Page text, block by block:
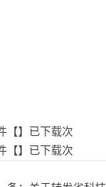
【】已下载次
【】已下载次